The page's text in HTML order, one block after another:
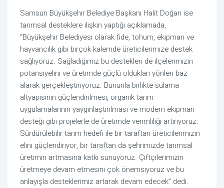
Samsun Büyükşehir Belediye Başkanı Halit Doğan ise
tarımsal desteklere ilişkin yaptığı açıklamada,
“Büyükşehir Belediyesi olarak fide, tohum, ekipman ve
hayvancılık gibi birçok kalemde üreticilerimize destek
sağlıyoruz. Sağladığımız bu destekleri de ilçelerimizin
potansiyelini ve üretimde güçlü oldukları yönleri baz
alarak gerçekleştiriyoruz. Bununla birlikte sulama
altyapısının güçlendirilmesi, organik tarım
uygulamalarının yaygınlaştırılması ve modern ekipman
desteği gibi projelerle de üretimde verimliliği artırıyoruz.
Sürdürülebilir tarım hedefi ile bir taraftan üreticilerimizin
elini güçlendiriyor, bir taraftan da şehrimizde tarımsal
üretimin artmasına katkı sunuyoruz. Çiftçilerimizin
üretmeye devam etmesini çok önemsiyoruz ve bu
anlayışla desteklerimiz artarak devam edecek” dedi.